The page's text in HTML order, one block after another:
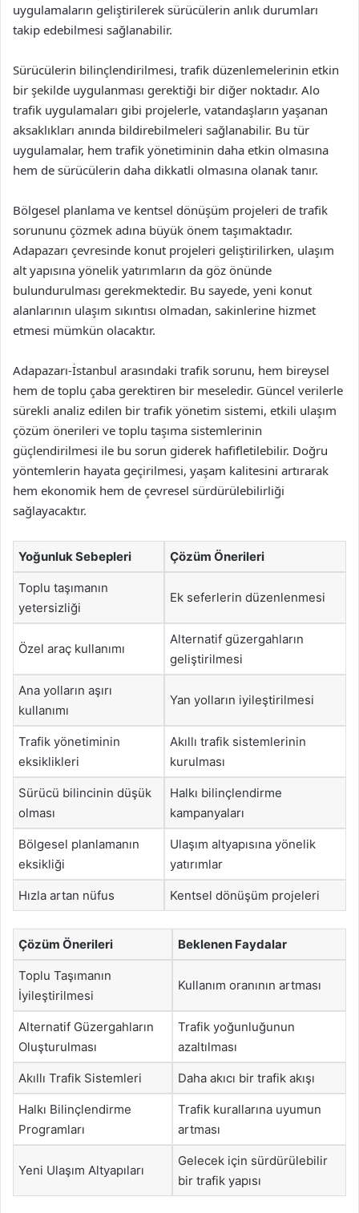
uygulamaların geliştirilerek sürücülerin anlık durumları
takip edebilmesi sağlanabilir.
Sürücülerin bilinçlendirilmesi, trafik düzenlemelerinin etkin
bir şekilde uygulanması gerektiği bir diğer noktadır. Alo
trafik uygulamaları gibi projelerle, vatandaşların yaşanan
aksaklıkları anında bildirebilmeleri sağlanabilir. Bu tür
uygulamalar, hem trafik yönetiminin daha etkin olmasına
hem de sürücülerin daha dikkatli olmasına olanak tanır.
Bölgesel planlama ve kentsel dönüşüm projeleri de trafik
sorununu çözmek adına büyük önem taşımaktadır.
Adapazarı çevresinde konut projeleri geliştirilirken, ulaşım
alt yapısına yönelik yatırımların da göz önünde
bulundurulması gerekmektedir. Bu sayede, yeni konut
alanlarının ulaşım sıkıntısı olmadan, sakinlerine hizmet
etmesi mümkün olacaktır.
Adapazarı-İstanbul arasındaki trafik sorunu, hem bireysel
hem de toplu çaba gerektiren bir meseledir. Güncel verilerle
sürekli analiz edilen bir trafik yönetim sistemi, etkili ulaşım
çözüm önerileri ve toplu taşıma sistemlerinin
güçlendirilmesi ile bu sorun giderek hafifletilebilir. Doğru
yöntemlerin hayata geçirilmesi, yaşam kalitesini artırarak
hem ekonomik hem de çevresel sürdürülebilirliği
sağlayacaktır.
Yoğunluk Sebepleri Çözüm Önerileri
Toplu taşımanın
yetersizliği
Ek seferlerin düzenlenmesi
Özel araç kullanımı
Alternatif güzergahların
geliştirilmesi
Ana yolların aşırı
kullanımı
Yan yolların iyileştirilmesi
Trafik yönetiminin
eksiklikleri
Akıllı trafik sistemlerinin
kurulması
Sürücü bilincinin düşük
olması
Halkı bilinçlendirme
kampanyaları
Bölgesel planlamanın
eksikliği
Ulaşım altyapısına yönelik
yatırımlar
Hızla artan nüfus Kentsel dönüşüm projeleri
Çözüm Önerileri Beklenen Faydalar
Toplu Taşımanın
İyileştirilmesi
Kullanım oranının artması
Alternatif Güzergahların
Oluşturulması
Trafik yoğunluğunun
azaltılması
Akıllı Trafik Sistemleri Daha akıcı bir trafik akışı
Halkı Bilinçlendirme
Programları
Trafik kurallarına uyumun
artması
Yeni Ulaşım Altyapıları
Gelecek için sürdürülebilir
bir trafik yapısı